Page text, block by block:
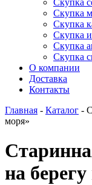
Скупка
Скупка
Скупка
Скупка
Скупка
Скупка
О компании
Доставка
Контакты
Главная - Каталог -
моря»
на